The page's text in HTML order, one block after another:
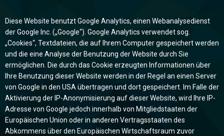
Diese Website benutzt Google Analytics, einen Webanalysedienst
der Google Inc. („Google“). Google Analytics verwendet sog.
„Cookies“, Textdateien, die auf Ihrem Computer gespeichert werden
und die eine Analyse der Benutzung der Website durch Sie
ermöglichen. Die durch das Cookie erzeugten Informationen über
Ihre Benutzung dieser Website werden in der Regel an einen Server
von Google in den USA übertragen und dort gespeichert. Im Falle der
Aktivierung der IP-Anonymisierung auf dieser Website, wird Ihre IP-
Adresse von Google jedoch innerhalb von Mitgliedstaaten der
Europäischen Union oder in anderen Vertragsstaaten des
Abkommens über den Europäischen Wirtschaftsraum zuvor